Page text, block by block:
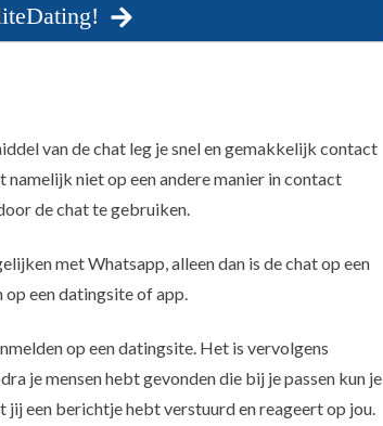
van de chat leg je snel en gemakkelijk contact
namelijk niet op een andere manier in contact
de chat te gebruiken.
met Whatsapp, alleen dan is de chat op een
een datingsite of app.
op een datingsite. Het is vervolgens
je mensen hebt gevonden die bij je passen kun je
jij een berichtje hebt verstuurd en reageert op jou.